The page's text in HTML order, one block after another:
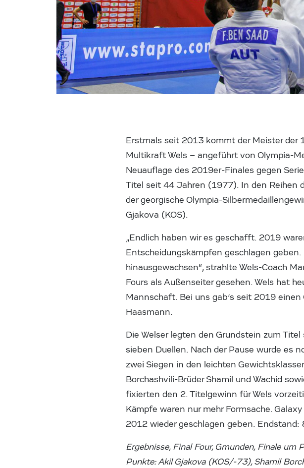
Erstmals seit 2013 kommt der Meister der
Multikraft Wels – angeführt von Olympia-
Neuauflage des 2019er-Finales gegen
Titel seit 44 Jahren (1977). In den Reihen
der georgische Olympia-
Gjakova (KOS).
„Endlich haben wir es geschafft. 2019
Entscheidungskämpfen geschlagen
hinausgewachsen“, strahlte Wels-Coach
Fours als Außenseiter gesehen. Wels hat
Mannschaft. Bei uns gab’s seit 2019
Haasmann.
Die Welser legten den Grundstein zum
sieben Duellen. Nach der Pause wurde es
zwei Siegen in den leichten
Borchashvili-Brüder Shamil und Wachid
fixierten den 2. Titelgewinn für Wels
Kämpfe waren nur mehr Formsache.
2012 wieder geschlagen geben. Endstand:
Ergebnisse, Final Four, Gmunden, Finale
Punkte: Akil Gjakova (KOS/-73), Shamil